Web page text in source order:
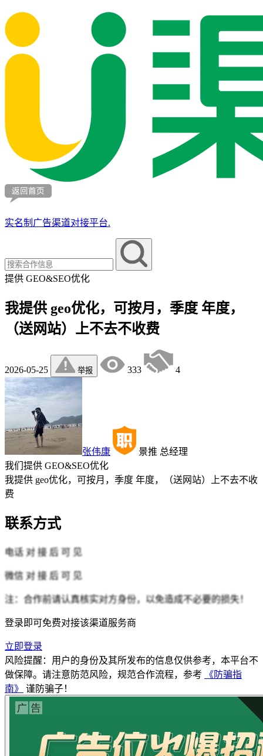
实名制广告渠道对接平台.
提供 GEO&SEO优化
我提供 geo优化，可按月，季度 年度，
（送网站）上不去不收费
2026-05-25 举报 333 4
张伟康 景推 总经理
我们提供 GEO&SEO优化
我提供 geo优化，可按月，季度 年度，（送网站）上不去不收
费
联系方式
电话 对 接 后 可 见
微信 对 接 后 可 见
注：合作前请认真核实对方身份，以免造成不必要的损失！
登录即可免费对接该渠道服务商
立即登录
风险提醒：用户的身份及其所发布的信息仅供参考，本平台不
做保障。请注意防范风险，规范合作流程，参考
《防骗指
南》
谨防骗子！